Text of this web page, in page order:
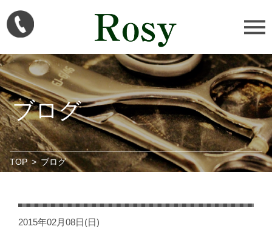
ブログ
TOP > ブログ
2015年02月08日(日)